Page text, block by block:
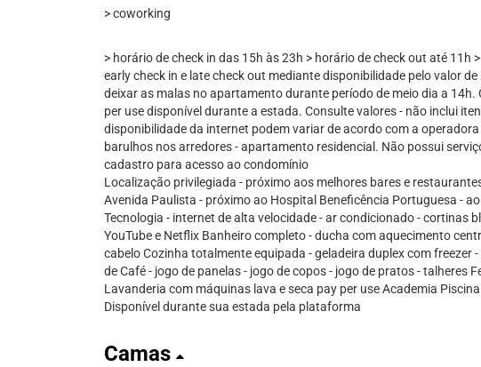
> coworking
> horário de check in das 15h às 23h > horário de check out até 11h
early check in e late check out mediante disponibilidade pelo valor
deixar as malas no apartamento durante período de meio dia a 14h.
per use disponível durante a estada. Consulte valores - não inclui
disponibilidade da internet podem variar de acordo com a
barulhos nos arredores - apartamento residencial. Não possui
cadastro para acesso ao condomínio
Localização privilegiada - próximo aos melhores bares e
Avenida Paulista - próximo ao Hospital Beneficência Portuguesa -
Tecnologia - internet de alta velocidade - ar condicionado - cortinas
YouTube e Netflix Banheiro completo - ducha com aquecimento
cabelo Cozinha totalmente equipada - geladeira duplex com freezer
de Café - jogo de panelas - jogo de copos - jogo de pratos - talheres
Lavanderia com máquinas lava e seca pay per use Academia
Disponível durante sua estada pela plataforma
Camas